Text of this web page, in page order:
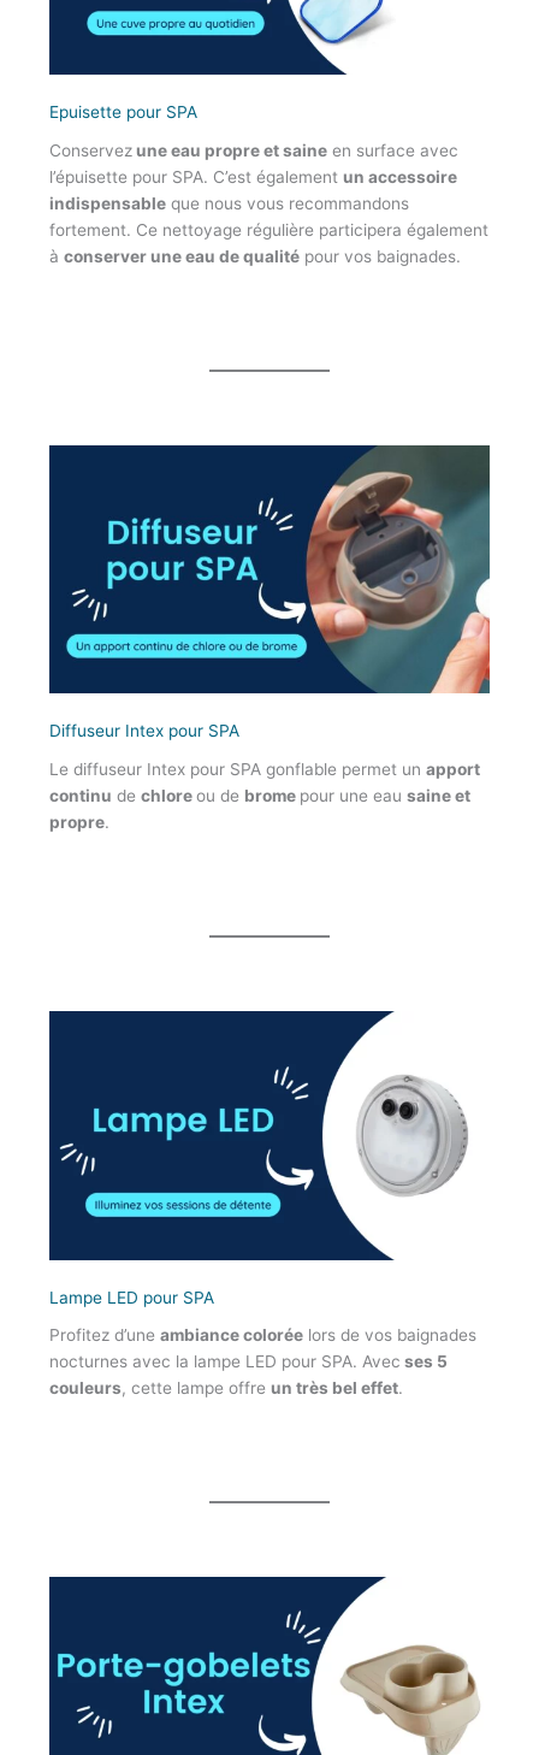
Epuisette pour SPA
Conservezune eau propre et saineen surface avec
l’épuisette pour SPA. C’est également un accessoire
indispensableque nous vous recommandons
fortement. Ce nettoyage régulière participera également
à conserver une eau de qualitépour vos baignades.
Diffuseur Intex pour SPA
Le diffuseur Intex pour SPA gonflable permet un apport
continu de chloreou de brome pour une eau saine et
propre.
Lampe LED pour SPA
Profitez d’une ambiance coloréelors de vos baignades
nocturnes avec la lampe LED pour SPA. Avec ses 5
couleurs, cette lampe offre un très bel effet.